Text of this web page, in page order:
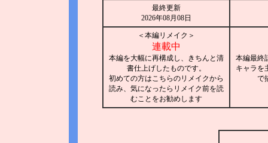
最終更新
2026年08月08日
＜本編リメイク＞
連載中
本編を大幅に再構成し、きちんと清
書仕上げしたものです。
初めての方はこちらのリメイクから
読み、気になったらリメイク前を読
むことをお勧めします
本編最終
キャラを
で